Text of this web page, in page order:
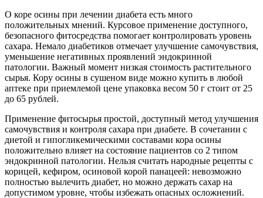
О коре осины при лечении диабета есть много
положительных мнений. Курсовое применение доступного,
безопасного фитосредства помогает контролировать уровень
сахара. Немало диабетиков отмечает улучшение самочувствия,
уменьшение негативных проявлений эндокринной
патологии. Важный момент низкая стоимость растительного
сырья. Кору осины в сушеном виде можно купить в любой
аптеке при приемлемой цене упаковка весом 50 г стоит от 25
до 65 рублей.
Применение фитосырья простой, доступный метод улучшения
самочувствия и контроля сахара при диабете. В сочетании с
диетой и гипогликемическими составами кора осины
положительно влияет на состояние пациентов со 2 типом
эндокринной патологии. Нельзя считать народные рецепты с
корицей, кефиром, осиновой корой панацеей: невозможно
полностью вылечить диабет, но можно держать сахар на
допустимом уровне, чтобы избежать опасных осложнений.